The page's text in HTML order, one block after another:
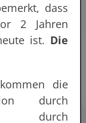
dass
2 Jahren
ist. Die
die
durch